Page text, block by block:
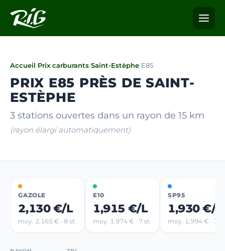
Accueil/Prix carburants/Saint-Estèphe/E85
PRIX E85 PRÈS DE SAINT-
ESTÈPHE
3 stations ouvertes dans un rayon de 15 km
(rayon élargi automatiquement)
GAZOLE
2,130 €/L
moy. 2,165 € · 8 st.
E10
1,915 €/L
moy. 1,974 € · 7 st.
SP95
1,930 €/L
moy. 1,994 € · 3